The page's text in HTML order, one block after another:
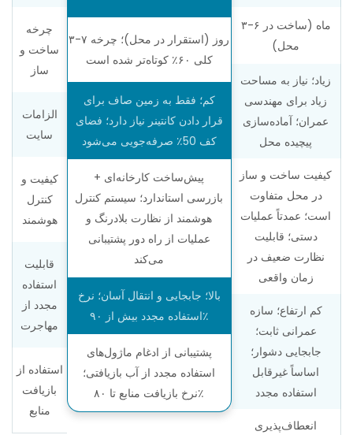
چرخه
ساخت و
ساز
الزامات
سایت
کیفیت و
کنترل
هوشمند
قابلیت
استفاده
مجدد از
مهاجرت
استفاده از
بازیافت
منابع
۳-۷ روز (استقرار در محل)؛ چرخه
کلی ۶۰٪ کوتاه‌تر شده است
کم؛ فقط به زمین صاف برای
قرار دادن کانتینر نیاز دارد؛ فضای
کف 50٪ صرفه‌جویی می‌شود
پیش‌ساخت کارخانه‌ای +
بازرسی استاندارد؛ سیستم کنترل
هوشمند از نظارت بلادرنگ و
عملیات از راه دور پشتیبانی
می‌کند
بالا؛ جابجایی و انتقال آسان؛ نرخ
استفاده مجدد بیش از ۹۰٪
پشتیبانی از ادغام ماژول‌های
استفاده مجدد از آب بازیافتی؛
نرخ بازیافت منابع تا ۸۰٪
۳-۶ ماه (ساخت در
محل)
زیاد؛ نیاز به مساحت
زیاد برای مهندسی
عمران؛ آماده‌سازی
پیچیده محل
کیفیت ساخت و ساز
در محل متفاوت
است؛ عمدتاً عملیات
دستی؛ قابلیت
نظارت ضعیف در
زمان واقعی
کم ارتفاع؛ سازه
عمرانی ثابت؛
جابجایی دشوار؛
اساساً غیرقابل
استفاده مجدد
انعطاف‌پذیری